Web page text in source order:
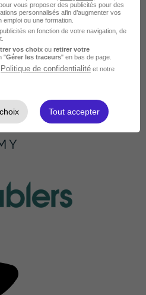
vous proposer des publicités pour des
personnalisés afin d’augmenter vos
ou une formation.
en fonction de votre navigation, de
vos choix ou retirer votre
"Gérer les traceurs" en bas de page.
Politique de confidentialité et notre
Tout accepter